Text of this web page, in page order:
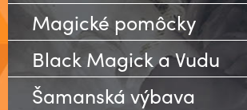
Magické pomôcky
Black Magick a Vudu
Šamanská výbava